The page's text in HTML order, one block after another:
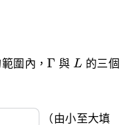
圍內， \Gamma
Γ 與 L
L 的三個
（由小至大填